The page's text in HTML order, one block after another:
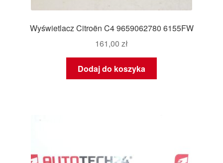
Wyświetlacz Citroën C4 9659062780 6155FW
161,00 zł
Dodaj do koszyka